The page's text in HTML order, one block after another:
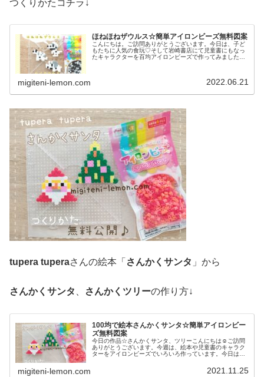
つくりかたコチラ↓
ほねほねザウルス☆簡単アイロンビーズ無料図案
こんにちは。ご訪問ありがとうございます。今日は、子ど
もたちに人気の食玩♡そして岩崎書店にて児童書にもなっ
たキャラクターを百均アイロンビーズで作ってみました♡
migiteni-lemon.com 2022.06.21
tupera tuperaさんの絵本「 さんかくサンタ 」から
さんかくサンタ さんかくツリーの作り方↓
100均で絵本さんかくサンタ☆簡単アイロンビー
ズ無料図案
今日の作品☆さんかくサンタ、ツリーこんにちは☺ご訪問
ありがとうございます。今週は、絵本や児童書のキャラク
ターをアイロンビーズでいろいろ作っています。今日は、
migiteni-lemon.com 2021.11.25